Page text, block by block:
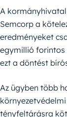
A
Semcorp a
eredményeket
egymillió forintos
ezt a döntést
Az ügyben több
tényfeltárásra